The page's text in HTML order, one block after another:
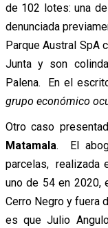
de 102 lotes: una
denunciada
Parque Austral SpA
Junta y son
Palena. En el
grupo económico
Otro caso
Matamala. El
parcelas, realizada
uno de 54 en 2020,
Cerro Negro y fuera
es que Julio